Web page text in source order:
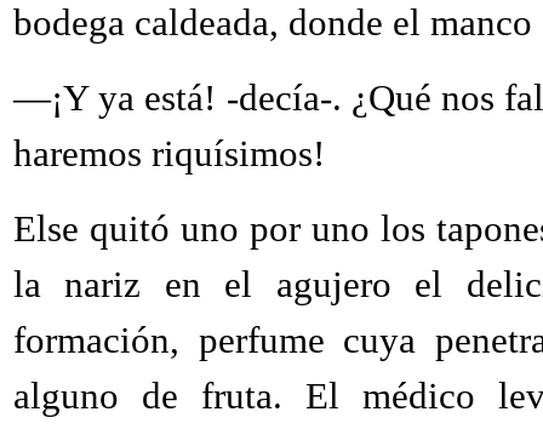
bodega caldeada, donde el
—¡Y ya está! -decía-. ¿Qué nos
haremos riquísimos!
Else quitó uno por uno los
la nariz en el agujero el
formación, perfume cuya
alguno de fruta. El médico